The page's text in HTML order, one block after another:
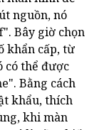
nguồn, nó
Bây giờ chọn
khẩn cấp, từ
có thể được
Bằng cách
khẩu, thích
khi màn